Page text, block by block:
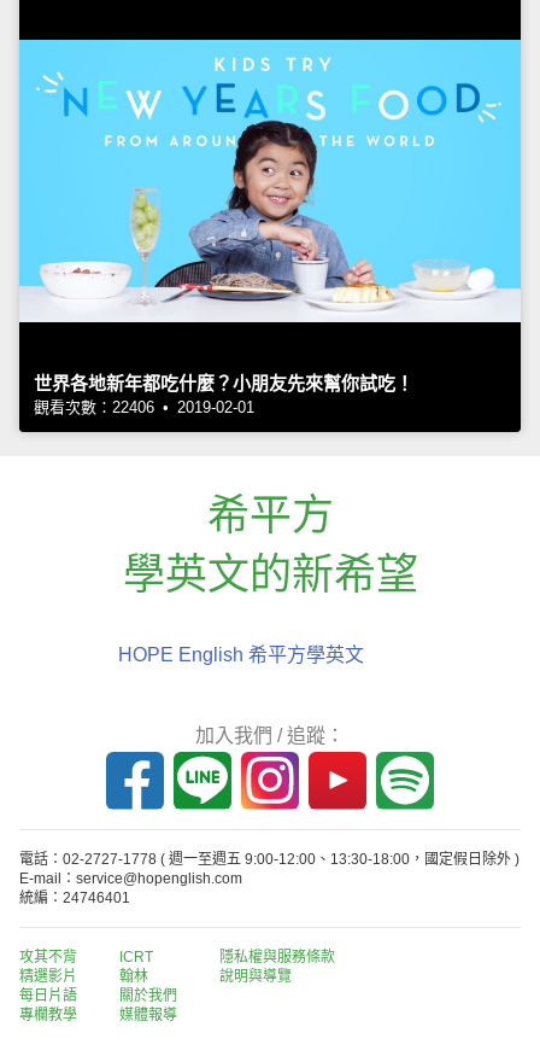
世界各地新年都吃什麼？小朋友先來幫你試吃！
觀看次數：22406 • 2019-02-01
希平方
學英文的新希望
HOPE English 希平方學英文
加入我們 / 追蹤：
電話：02-2727-1778 ( 週一至週五 9:00-12:00、13:30-18:00，國定假日除外 )
E-mail：service@hopenglish.com
統編：24746401
攻其不背
精選影片
每日片語
專欄教學
ICRT
翰林
關於我們
媒體報導
隱私權與服務條款
說明與導覽